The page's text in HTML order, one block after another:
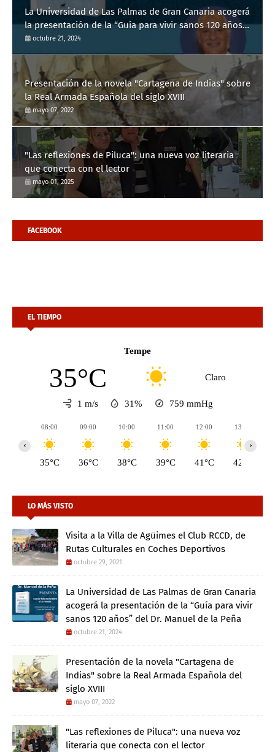
La Universidad de Las Palmas de Gran Canaria acogerá
la presentación de la “Guía para vivir sanos 120 años”
del Dr. Manuel de la Peña
octubre 21, 2024
Presentación de la novela "Cartagena de Indias" sobre
la Real Armada Española del siglo XVIII
mayo 07, 2022
"Las reflexiones de Piluca": una nueva voz literaria
que conecta con el lector
mayo 01, 2025
FACEBOOK
EL TIEMPO
Tempe
35°C Claro
1 m/s 31% 759 mmHg
08:00
35°C
09:00
36°C
10:00
38°C
11:00
39°C
12:00
41°C
13:00
42°C
‹ ›
LO MÁS VISTO
Visita a la Villa de Agüimes el Club RCCD, de
Rutas Culturales en Coches Deportivos
octubre 29, 2021
La Universidad de Las Palmas de Gran Canaria
acogerá la presentación de la “Guía para vivir
sanos 120 años” del Dr. Manuel de la Peña
octubre 21, 2024
Presentación de la novela "Cartagena de
Indias" sobre la Real Armada Española del
siglo XVIII
mayo 07, 2022
"Las reflexiones de Piluca": una nueva voz
literaria que conecta con el lector